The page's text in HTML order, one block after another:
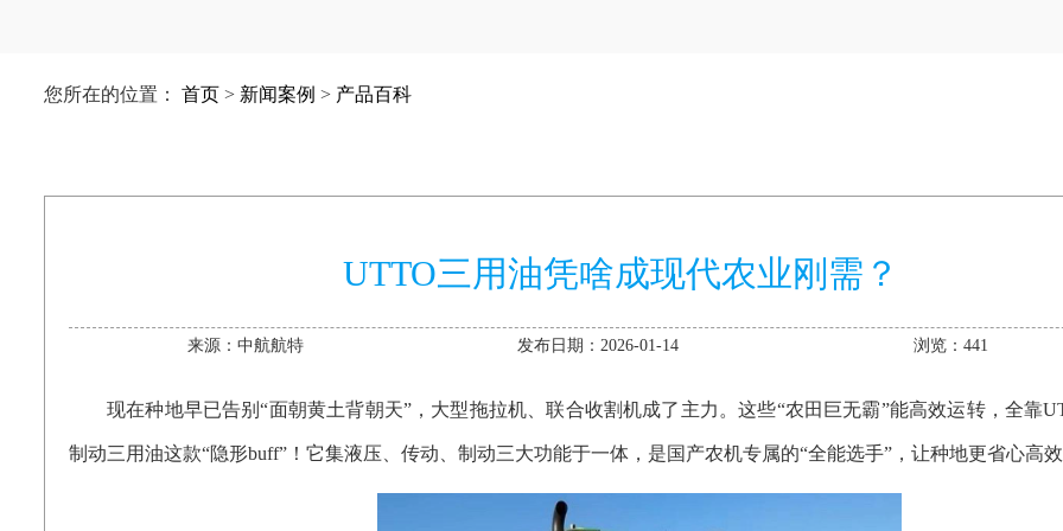
您所在的位置： 首页 > 新闻案例 > 产品百科
UTTO三用油凭啥成现代农业刚需？
来源：中航航特 发布日期：2026-01-14 浏览：441
现在种地早已告别“面朝黄土背朝天”，大型拖拉机、联合收割机成了主力。这些“农田巨无霸”能高效运转，全靠
制动三用油这款“隐形buff” ！它集液压、传动、制动三大功能于一体，是国产农机专属的“全能选手” ，让种地更省心高